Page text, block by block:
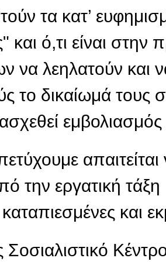
τα κατ’
και ό,τι είναι
να λεηλατούν και
το δικαίωμά τους
την εργατική
και
Σοσιαλιστικό